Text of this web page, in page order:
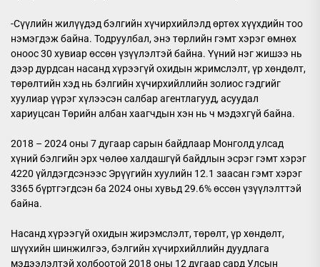
-Сүүлийн жилүүдэд бэлгийн хүчирхийлэлд өртөх хүүхдийн тоо
нэмэгдэж байна. Тодруулбал, энэ төрлийн гэмт хэрэг өмнөх
оноос 30 хувиар өссөн үзүүлэлтэй байна. Үүний нэг жишээ нь
дээр дурдсан насанд хүрээгүй охидын жримслэлт, үр хөндөлт,
төрөлтийн хэд нь бэлгийн хүчирхийллийн золиос гэдгийг
хуулиар үүрэг хүлээсэн салбар агентлагууд, асуудал
хариуцсан Төрийн албан хаагчдын хэн нь ч мэдэхгүй байна.
2018 – 2024 оны 7 дугаар сарын байдлаар Монголд улсад
хүний бэлгийн эрх чөлөө халдашгүй байдлын эсрэг гэмт хэрэг
4220 үйлдэгдсэнээс Эрүүгийн хуулийн 12.1 заасан гэмт хэрэг
3365 бүртгэгдсэн ба 2024 оны хувьд 29.6% өссөн үзүүлэлттэй
байна.
Насанд хүрээгүй охидын жирэмслэлт, төрөлт, үр хөндөлт,
шүүхийн шинжилгээ, бэлгийн хүчирхийллийн дуудлага
мэдээлэлтэй холбоотой 2018 оны 12 дугаар сард Улсын